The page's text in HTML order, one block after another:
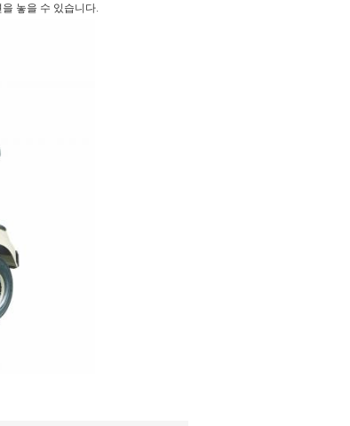
놓을 수 있습니다.